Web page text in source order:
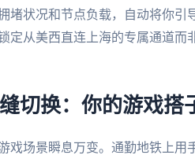
堵状况和节点负载，自动将你
定从美西直连上海的专属通道
切换：你的游戏搭
戏场景瞬息万变。通勤地铁上